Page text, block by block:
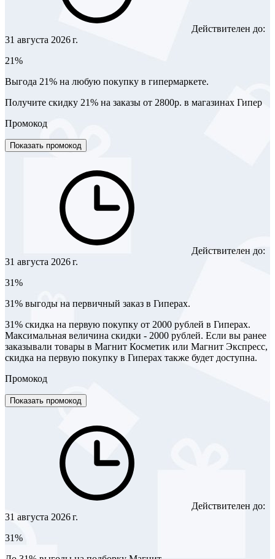
Действителен до:
31 августа 2026 г.
21%
Выгода 21% на любую покупку в гипермаркете.
Получите скидку 21% на заказы от 2800р. в магазинах Гипер
Промокод
Показать промокод
Действителен до:
31 августа 2026 г.
31%
31% выгоды на первичный заказ в Гиперах.
31% скидка на первую покупку от 2000 рублей в Гиперах.
Максимальная величина скидки - 2000 рублей. Если вы ранее
заказывали товары в Магнит Косметик или Магнит Экспресс,
скидка на первую покупку в Гиперах также будет доступна.
Промокод
Показать промокод
Действителен до:
31 августа 2026 г.
31%